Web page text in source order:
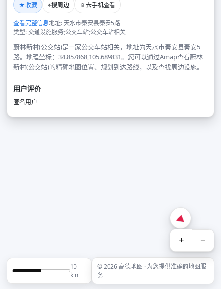
★收藏 ⌖搜周边 📱 去手机查看
查看完整信息地址: 天水市秦安县秦安5路
类型: 交通设施服务;公交车站;公交车站相关
蔚林新村(公交站)是一家公交车站相关，地址为天水市秦安县秦安5
路。地理坐标：34.857868,105.689831。您可以通过Amap查看蔚林
新村(公交站)的精确地图位置、规划到达路线，以及查找周边设施。
用户评价
匿名用户
+ −
10
km
© 2026 高德地图 · 为您提供准确的地图服
务